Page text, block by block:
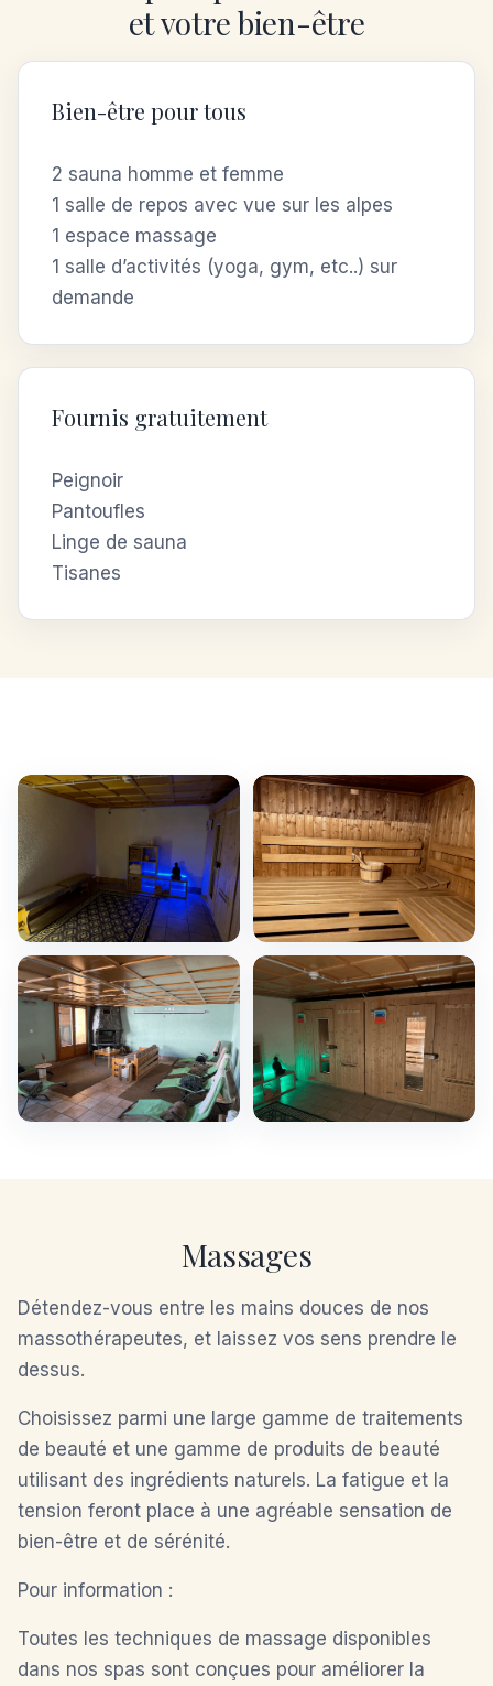
et votre bien-être
Bien-être pour tous
2 sauna homme et femme
1 salle de repos avec vue sur les alpes
1 espace massage
1 salle d’activités (yoga, gym, etc..) sur
demande
Fournis gratuitement
Peignoir
Pantoufles
Linge de sauna
Tisanes
Massages
Détendez-vous entre les mains douces de nos
massothérapeutes, et laissez vos sens prendre le
dessus.
Choisissez parmi une large gamme de traitements
de beauté et une gamme de produits de beauté
utilisant des ingrédients naturels. La fatigue et la
tension feront place à une agréable sensation de
bien-être et de sérénité.
Pour information :
Toutes les techniques de massage disponibles
dans nos spas sont conçues pour améliorer la